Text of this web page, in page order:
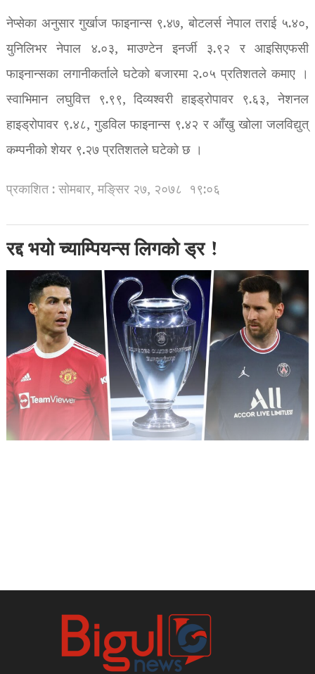
नेप्सेका अनुसार गुर्खाज फाइनान्स ९.४७, बोटलर्स नेपाल तराई ५.४०,
युनिलिभर नेपाल ४.०३, माउण्टेन इनर्जी ३.९२ र आइसिएफसी
फाइनान्सका लगानीकर्ताले घटेको बजारमा २.०५ प्रतिशतले कमाए ।
स्वाभिमान लघुवित्त ९.९९, दिव्यश्वरी हाइड्रोपावर ९.६३, नेशनल
हाइड्रोपावर ९.४८, गुडविल फाइनान्स ९.४२ र आँखु खोला जलविद्युत्
कम्पनीको शेयर ९.२७ प्रतिशतले घटेको छ ।
प्रकाशित : सोमबार, मङि्सर २७, २०७८ १९:०६
रद्द भयो च्याम्पियन्स लिगको ड्र !